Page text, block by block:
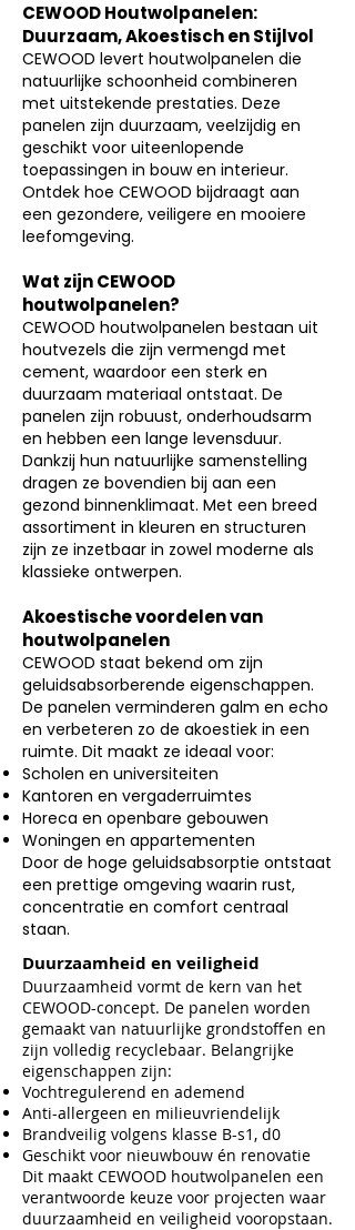
CEWOOD Houtwolpanelen:
Duurzaam, Akoestisch en Stijlvol
CEWOOD levert houtwolpanelen die
natuurlijke schoonheid combineren
met uitstekende prestaties. Deze
panelen zijn duurzaam, veelzijdig en
geschikt voor uiteenlopende
toepassingen in bouw en interieur.
Ontdek hoe CEWOOD bijdraagt aan
een gezondere, veiligere en mooiere
leefomgeving.
Wat zijn CEWOOD
houtwolpanelen?
CEWOOD houtwolpanelen bestaan uit
houtvezels die zijn vermengd met
cement, waardoor een sterk en
duurzaam materiaal ontstaat. De
panelen zijn robuust, onderhoudsarm
en hebben een lange levensduur.
Dankzij hun natuurlijke samenstelling
dragen ze bovendien bij aan een
gezond binnenklimaat. Met een breed
assortiment in kleuren en structuren
zijn ze inzetbaar in zowel moderne als
klassieke ontwerpen.
Akoestische voordelen van
houtwolpanelen
CEWOOD staat bekend om zijn
geluidsabsorberende eigenschappen.
De panelen verminderen galm en echo
en verbeteren zo de akoestiek in een
ruimte. Dit maakt ze ideaal voor:
Scholen en universiteiten
Kantoren en vergaderruimtes
Horeca en openbare gebouwen
Woningen en appartementen
Door de hoge geluidsabsorptie ontstaat
een prettige omgeving waarin rust,
concentratie en comfort centraal
staan.
Duurzaamheid en veiligheid
Duurzaamheid vormt de kern van het
CEWOOD-concept. De panelen worden
gemaakt van natuurlijke grondstoffen en
zijn volledig recyclebaar. Belangrijke
eigenschappen zijn:
Vochtregulerend en ademend
Anti-allergeen en milieuvriendelijk
Brandveilig volgens klasse B-s1, d0
Geschikt voor nieuwbouw én renovatie
Dit maakt CEWOOD houtwolpanelen een
verantwoorde keuze voor projecten waar
duurzaamheid en veiligheid vooropstaan.